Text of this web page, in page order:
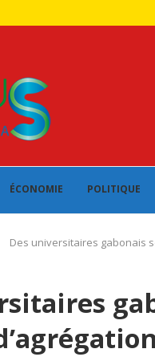
ÉCONOMIE POLITIQUE
Des universitaires gabonais